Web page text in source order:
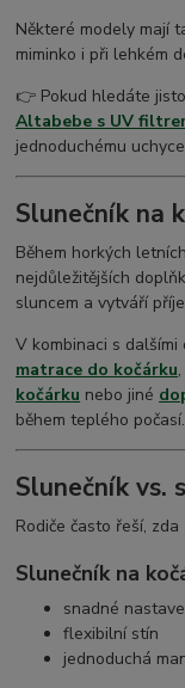
Některé modely mají
miminko i při lehkém
👉 Pokud hledáte
Altabebe s UV
jednoduchému
Slunečník na
Během horkých
nejdůležitějších
sluncem a vytváří
V kombinaci s
matrace do kočárku,
kočárku nebo jiné
během teplého počasí.
Slunečník vs.
Rodiče často řeší,
Slunečník na
snadné
flexibilní stín
jednoduchá